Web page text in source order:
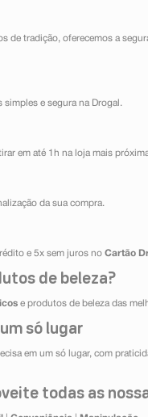
de tradição, oferecemos a
simples e segura na Drogal.
em até 1h na loja mais
da sua compra.
e 5x sem juros no Cartão
de beleza?
e produtos de beleza das
só lugar
em um só lugar, com
todas as